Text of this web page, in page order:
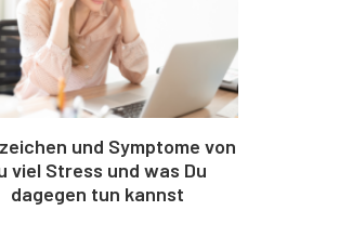
und Symptome von
viel Stress und was Du
dagegen tun kannst